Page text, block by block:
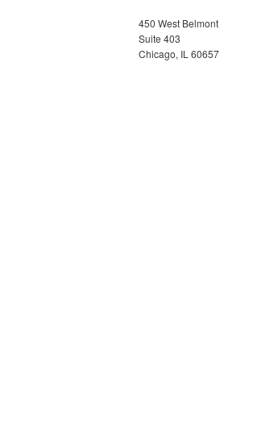
450 West Belmont
Suite 403
Chicago, IL 60657